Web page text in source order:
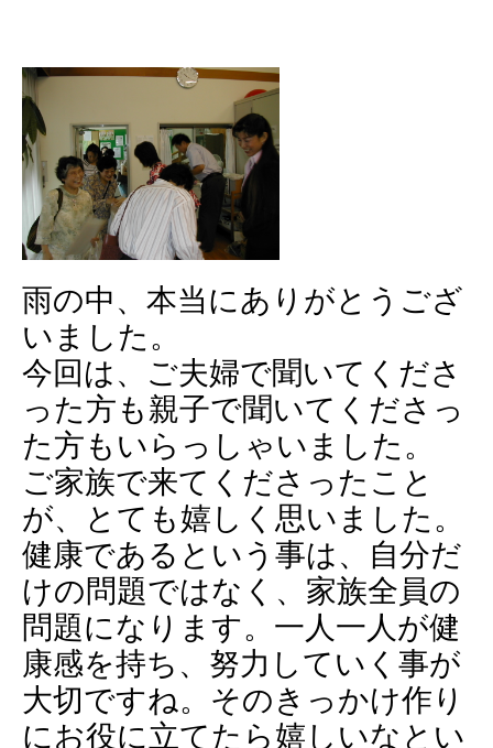
雨の中、本当にありがとうござ
いました。
今回は、ご夫婦で聞いてくださ
った方も親子で聞いてくださっ
た方もいらっしゃいました。
ご家族で来てくださったこと
が、とても嬉しく思いました。
健康であるという事は、自分だ
けの問題ではなく、家族全員の
問題になります。一人一人が健
康感を持ち、努力していく事が
大切ですね。そのきっかけ作り
にお役に立てたら嬉しいなとい